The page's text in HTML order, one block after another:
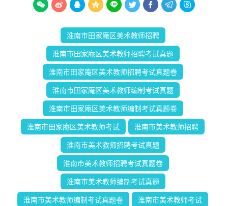
        
淮南市田家庵区美术教师招聘
淮南市田家庵区美术教师招聘考试真题
淮南市田家庵区美术教师招聘考试真题卷
淮南市田家庵区美术教师编制考试真题
淮南市田家庵区美术教师编制考试真题卷
淮南市田家庵区美术教师考试 淮南市美术教师招聘
淮南市美术教师招聘考试真题
淮南市美术教师招聘考试真题卷
淮南市美术教师编制考试真题
淮南市美术教师编制考试真题卷 淮南市美术教师考试